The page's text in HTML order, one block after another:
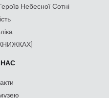
Небесної Сотні